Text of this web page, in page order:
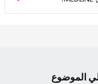
الموضوع